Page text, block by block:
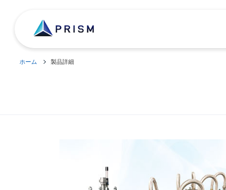
ホーム 製品詳細